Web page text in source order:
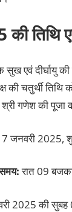
तिथि
एवं दीर्घायु की
की चतुर्थी
श्री गणेश की
जनवरी 2025,
रात 09
2025 की